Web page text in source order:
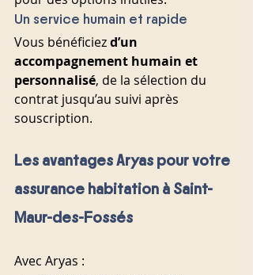
Un service humain et rapide
Vous bénéficiez d’un
accompagnement humain et
personnalisé, de la sélection du
contrat jusqu’au suivi après
souscription.
Les avantages Aryas pour votre
assurance habitation à Saint-
Maur-des-Fossés
Avec Aryas :